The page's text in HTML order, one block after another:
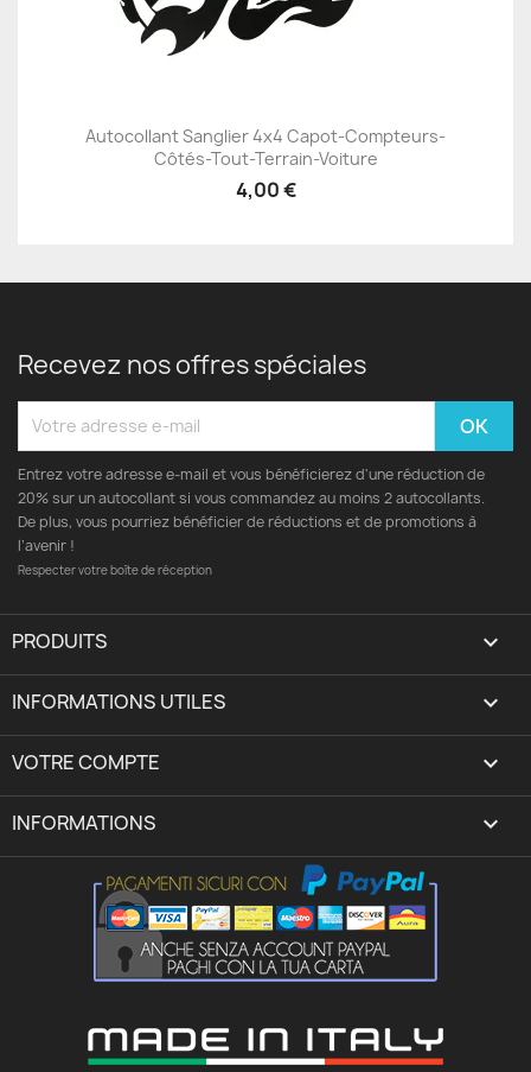
Autocollant Sanglier 4x4 Capot-Compteurs-
Côtés-Tout-Terrain-Voiture
4,00 €
Recevez nos offres spéciales
Entrez votre adresse e-mail et vous bénéficierez d'une réduction de
20% sur un autocollant si vous commandez au moins 2 autocollants.
De plus, vous pourriez bénéficier de réductions et de promotions à
l’avenir !
Respecter votre boîte de réception
PRODUITS 
INFORMATIONS UTILES 
VOTRE COMPTE expand_more
INFORMATIONS keyboard_arrow_down